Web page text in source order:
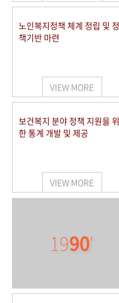
노인복지정책 체계 정립 및 정
책기반 마련
VIEW MORE
보건복지 분야 정책 지원을 위
한 통계 개발 및 제공
VIEW MORE
1990'